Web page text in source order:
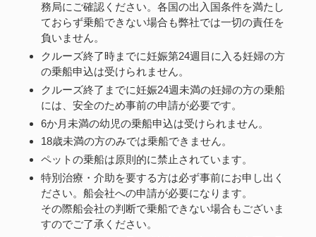
務局にご確認ください。各国の出入国条件を満たし
ておらず乗船できない場合も弊社では一切の責任を
負いません。
クルーズ終了時までに妊娠第24週目に入る妊婦の方
の乗船申込は受けられません。
クルーズ終了までに妊娠24週未満の妊婦の方の乗船
には、安全のため事前の申請が必要です。
6か月未満の幼児の乗船申込は受けられません。
18歳未満の方のみでは乗船できません。
ペットの乗船は原則的に禁止されています。
特別治療・介助を要する方は必ず事前にお申し出く
ださい。船会社への申請が必要になります。
その際船会社の判断で乗船できない場合もございま
すのでご了承ください。